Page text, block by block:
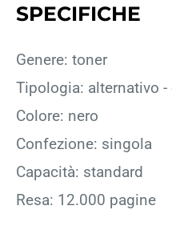
SPECIFICHE
Genere: toner
Tipologia: alternativo
Colore: nero
Confezione: singola
Capacità: standard
Resa: 12.000 pagine